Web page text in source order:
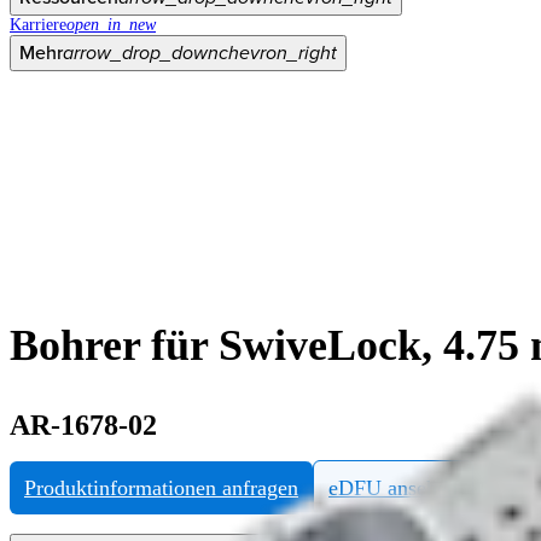
Karriereopen_in_new
Mehrarrow_drop_downchevron_right
Bohrer für SwiveLock, 4.75
AR-1678-02
Produktinformationen anfragen eDFU ansehen